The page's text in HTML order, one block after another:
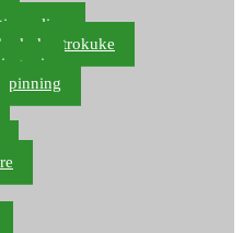
varalica
trokuke